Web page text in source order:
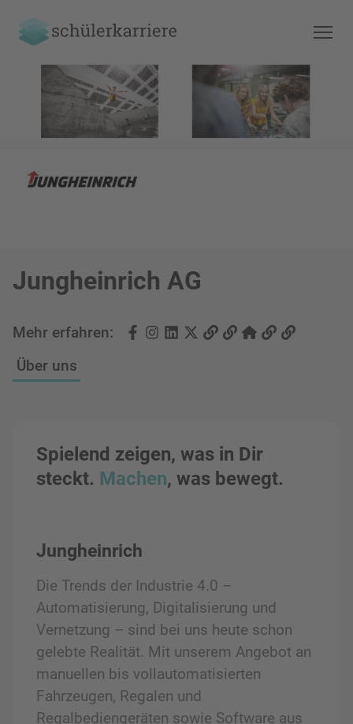
Jungheinrich AG
Über uns
Mehr erfahren:
Spielend zeigen, was in Dir
steckt. Machen, was bewegt.
Jungheinrich
Die Trends der Industrie 4.0 –
Automatisierung, Digitalisierung und
Vernetzung – sind bei uns heute schon
gelebte Realität. Mit unserem Angebot an
manuellen bis vollautomatisierten
Fahrzeugen, Regalen und
Regalbediengeräten sowie Software aus